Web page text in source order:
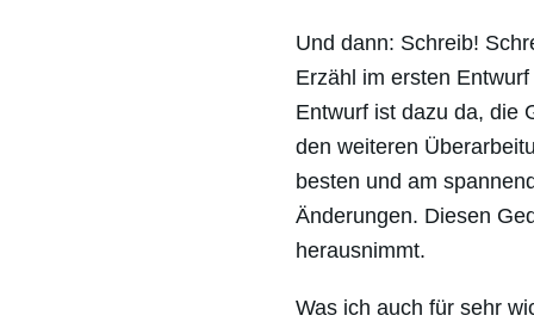
Und dann: Schreib!
Erzähl im ersten
Entwurf ist dazu da, die
den weiteren
besten und am
Änderungen. Diesen
herausnimmt.
Was ich auch für sehr